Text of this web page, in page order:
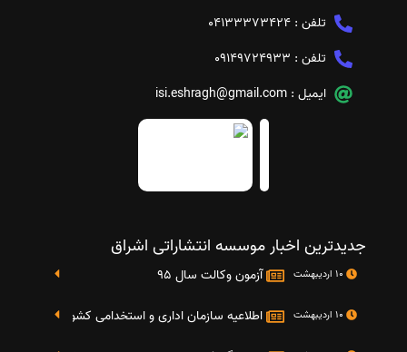
تلفن : 04133373424
تلفن : 09149724933
ایمیل : isi.eshragh@gmail.com
جدیدترین اخبار موسسه انتشاراتی اشراق
آزمون وکالت سال 95
اطلاعیه سازمان اداری و استخدامی کشور در خصوص